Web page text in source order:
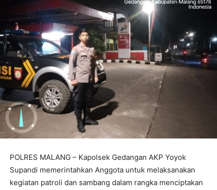
POLRES MALANG – Kapolsek Gedangan AKP Yoyok
Supandi memerintahkan Anggota untuk melaksanakan
kegiatan patroli dan sambang dalam rangka menciptakan